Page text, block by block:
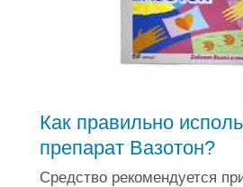
Как правильно
препарат Вазотон?
Средство рекомендуется